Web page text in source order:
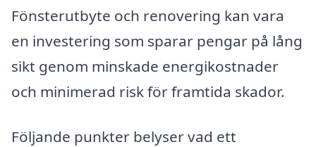
Fönsterutbyte och renovering kan vara
en investering som sparar pengar på lång
sikt genom minskade energikostnader
och minimerad risk för framtida skador.
Följande punkter belyser vad ett